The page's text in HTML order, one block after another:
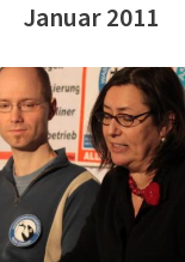
Januar 2011